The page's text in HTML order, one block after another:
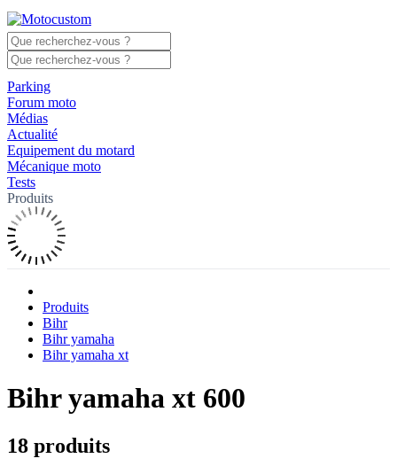
Parking
Forum moto
Médias
Actualité
Equipement du motard
Mécanique moto
Tests
Produits
Produits
Bihr
Bihr yamaha
Bihr yamaha xt
Bihr yamaha xt 600
18 produits